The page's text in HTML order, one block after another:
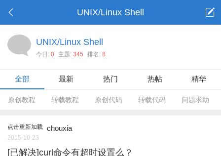
UNIX/Linux Shell
UNIX/Linux Shell
今日: 0 主题: 345 排名: 8
全部 最新 热门 热帖 精华
原创教程 转载教程 原创代码 转载代码 问题求助
点击重新加载 chouxia
2015-10-23
[已解决]curl命令有超时设置么？